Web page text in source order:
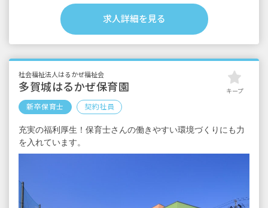
職歴手当1,000円
賞与年2回
求人詳細を見る
社会福祉法人はるかぜ福祉会
多賀城はるかぜ保育園
新卒保育士 契約社員
キープ
充実の福利厚生！保育士さんの働きやすい環境づくりにも力
を入れています。